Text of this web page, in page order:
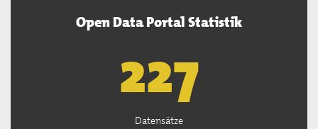
Open Data Portal Statistik
227
Datensätze